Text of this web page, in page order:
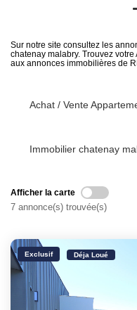
Sur notre site consultez les
chatenay malabry. Trouvez
aux annonces immobilières de
Achat / Vente
Immobilier chatenay
Afficher la carte
7 annonce(s) trouvée(s)
Exclusif Déja Loué